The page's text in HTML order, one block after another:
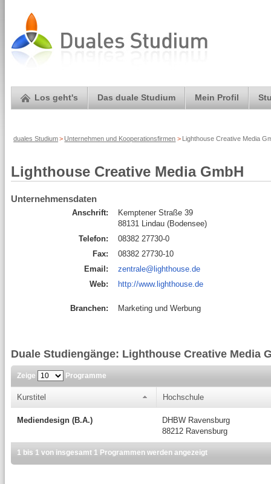
Los geht's Das duale Studium Mein Profil
duales Studium> Unternehmen und Kooperationsfirmen > Lighthouse Creative Media
Lighthouse Creative Media GmbH
Unternehmensdaten
Anschrift:
Kemptener Straße 39
88131 Lindau (Bodensee)
Telefon:
08382 27730-0
Fax:
08382 27730-10
Email:
zentrale@lighthouse.de
Web:
http://www.lighthouse.de
Branchen: Marketing und Werbung
Duale Studiengänge: Lighthouse Creative Media
Zeige Programme
Kurstitel Hochschule
Mediendesign (B.A.)
DHBW Ravensburg
88212 Ravensburg
1 bis 1 von insgesamt 1 Programmen werden angezeigt